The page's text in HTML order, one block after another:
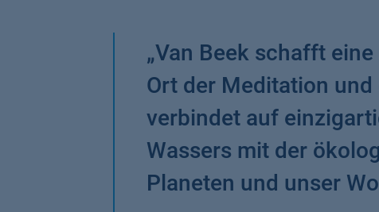
„Van Beek schafft
Ort der Meditation
verbindet auf
Wassers mit der
Planeten und unser